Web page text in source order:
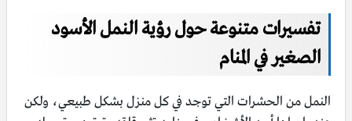
تفسيرات متنوعة حول رؤية النمل الأسود
الصغير في المنام
النمل من الحشرات التي توجد في كل منزل بشكل طبيعي، ولكن